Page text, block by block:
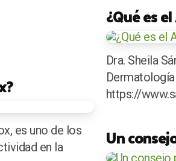
¿Qué es
Dra. Sheila
Dermatología
https://
es uno de los
en la
Un